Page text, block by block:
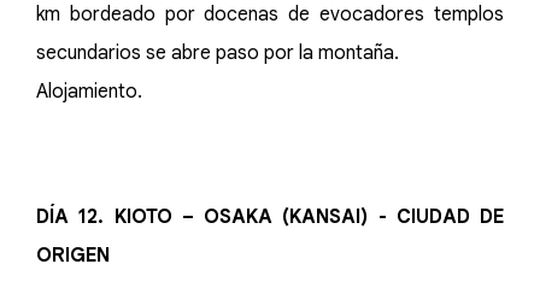
km bordeado por docenas de evocadores templos
secundarios se abre paso por la montaña.
Alojamiento.
DÍA 12. KIOTO – OSAKA (KANSAI) - CIUDAD DE
ORIGEN